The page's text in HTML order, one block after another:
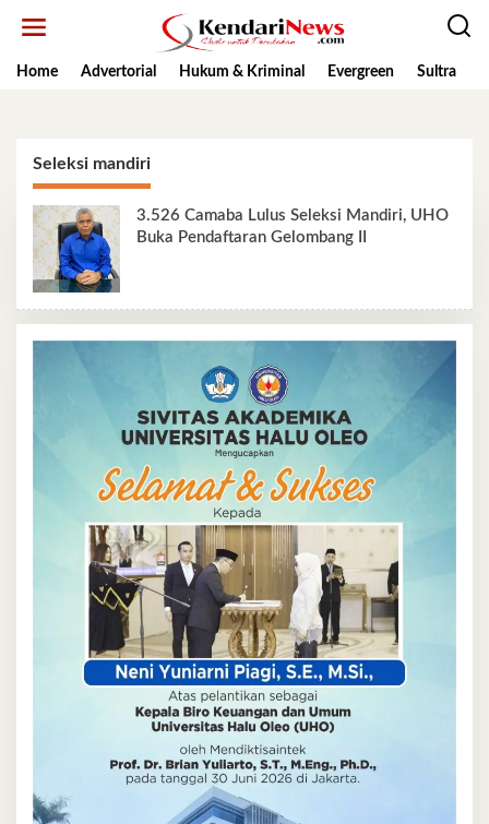
Home
Advertorial Hukum & Kriminal Evergreen Sultra
Seleksi mandiri
3.526 Camaba Lulus Seleksi Mandiri, UHO
Buka Pendaftaran Gelombang II